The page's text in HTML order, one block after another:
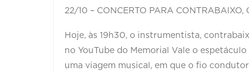
22/10 – CONCERTO PARA CONTRABAIXO,
Hoje, às 19h30, o instrumentista,
no YouTube do Memorial Vale o
uma viagem musical, em que o fio